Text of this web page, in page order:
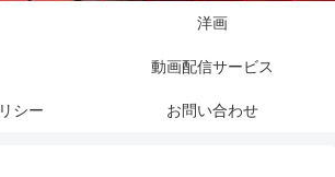
洋画
動画配信サービス
シー お問い合わせ